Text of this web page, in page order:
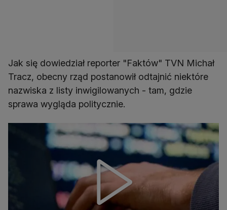
Jak się dowiedział reporter "Faktów" TVN Michał
Tracz, obecny rząd postanowił odtajnić niektóre
nazwiska z listy inwigilowanych - tam, gdzie